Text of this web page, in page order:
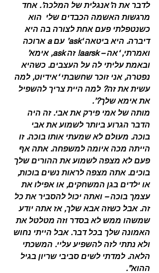
לדבר את ה’אנגלית של המלכה’. אחד
מרגשות האשמה הכבדים שלי  הוא
כשנטפלתי פעם אחת לצורה בה היא
דיברה. היא ביטאה ‘ask’ עם a ארוכה
ואמרתי, ‘אה – aarsk! זה ask, אימא’
ובאמת עליתי לה על העצבים. כשהיא
נפטרה, אני זוכר שחשבתי ‘אידיוט, למה
עשית את זה? למה היית צריך להשפיל
את אימא שלך?’.
מותה של אמי פירק את אבי. זה היה
הדבר הגרוע ביותר לשמוע את אבי
בוכה. מעולם לא שמעתי אותו בוכה. זו
הייתה מכה איומה למשפחה. אתה אף
פעם לא מצפה לשמוע את ההורים שלך
בוכים. אתה מצפה לראות נשים בוכות,
או ילדים בגן המשחקים, או אפילו את
עצמך בוכה – ואתה יכול להסביר את כל
זה. אבל כשזה אבא שלך, אז אתה יודע
שמשהו ממש לא בסדר וזה מטלטל את
האמונה שלך בכל דבר. אבל הייתי נחוש
ולא נתתי לזה להשפיע עליי. המשכתי
הלאה. למדתי לשים סביבי שריון בגיל
ההוא”.